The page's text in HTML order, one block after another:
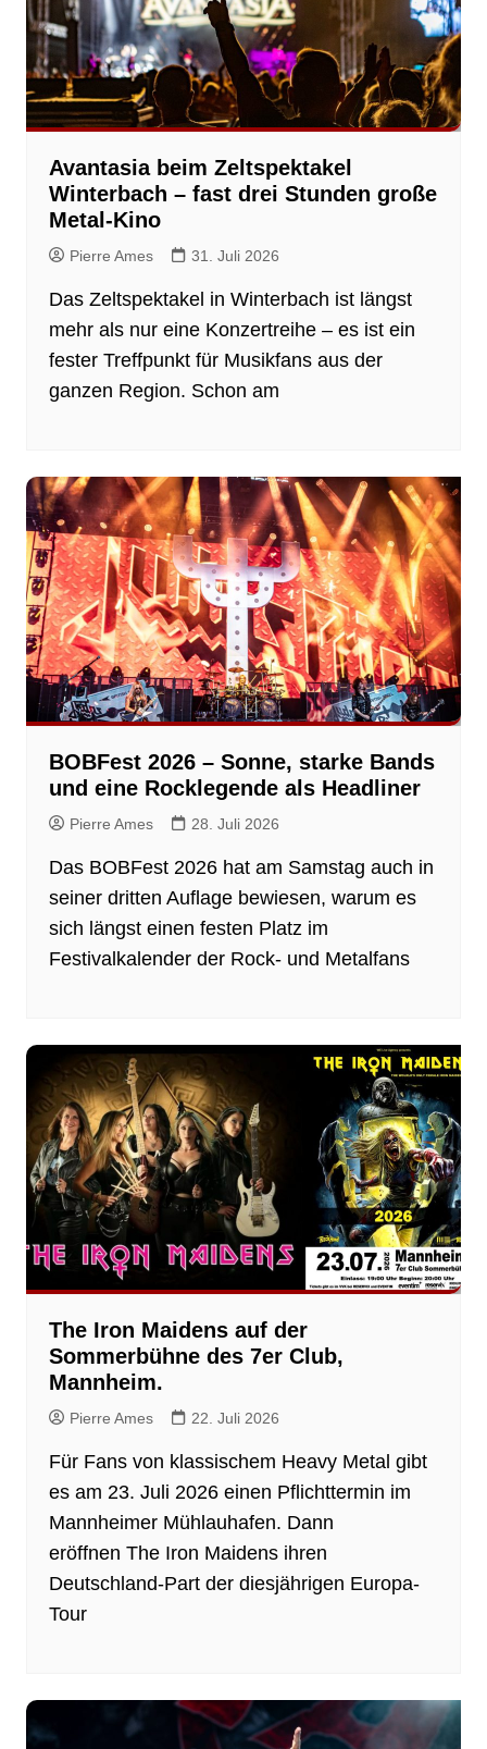
Avantasia beim Zeltspektakel
Winterbach – fast drei Stunden große
Metal-Kino
Pierre Ames 31. Juli 2026
Das Zeltspektakel in Winterbach ist längst
mehr als nur eine Konzertreihe – es ist ein
fester Treffpunkt für Musikfans aus der
ganzen Region. Schon am
BOBFest 2026 – Sonne, starke Bands
und eine Rocklegende als Headliner
Pierre Ames 28. Juli 2026
Das BOBFest 2026 hat am Samstag auch in
seiner dritten Auflage bewiesen, warum es
sich längst einen festen Platz im
Festivalkalender der Rock- und Metalfans
The Iron Maidens auf der
Sommerbühne des 7er Club,
Mannheim.
Pierre Ames 22. Juli 2026
Für Fans von klassischem Heavy Metal gibt
es am 23. Juli 2026 einen Pflichttermin im
Mannheimer Mühlauhafen. Dann
eröffnen The Iron Maidens ihren
Deutschland-Part der diesjährigen Europa-
Tour